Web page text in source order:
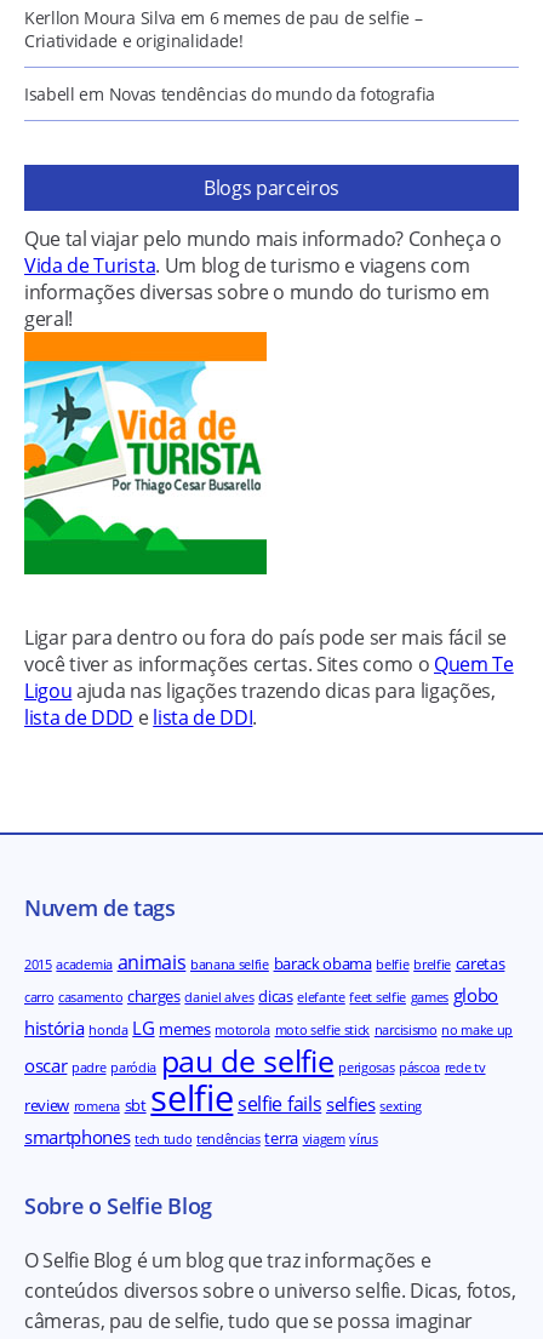
Kerllon Moura Silva em 6 memes de pau de selfie –
Criatividade e originalidade!
Isabell em Novas tendências do mundo da fotografia
Blogs parceiros
Que tal viajar pelo mundo mais informado? Conheça o
Vida de Turista. Um blog de turismo e viagens com
informações diversas sobre o mundo do turismo em
geral!
Ligar para dentro ou fora do país pode ser mais fácil se
você tiver as informações certas. Sites como o Quem Te
Ligouajuda nas ligações trazendo dicas para ligações,
lista de DDD elista de DDI.
Nuvem de tags
2015 academia animais banana selfie barack obama belfie brelfie caretas
carro casamento charges daniel alves dicas elefante feet selfie games globo
história honda LG memes motorola moto selfie stick narcisismo no make up
oscar padre paródia pau de selfie perigosas páscoa rede tv
review romena sbt selfieselfie fails selfies sexting
smartphones tech tudo tendências terra viagem vírus
Sobre o Selfie Blog
O Selfie Blog é um blog que traz informações e
conteúdos diversos sobre o universo selfie. Dicas, fotos,
câmeras, pau de selfie, tudo que se possa imaginar